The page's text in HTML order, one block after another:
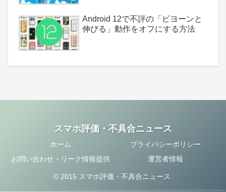
Android 12で不評の「ビヨーンと
伸びる」動作をオフにする方法
スマホ評価・不具合ニュース
ホーム
プライバシーポリシー
お問い合わせ・リーク情報提供
運営者情報
© 2015 スマホ評価・不具合ニュース.